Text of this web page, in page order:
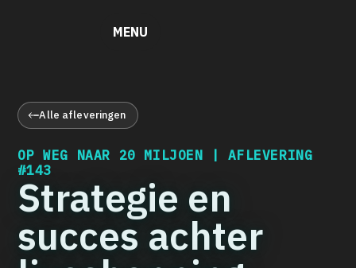
MENU
Alle afleveringen
OP WEG NAAR 20 MILJOEN | AFLEVERING
#143
Strategie en
succes achter